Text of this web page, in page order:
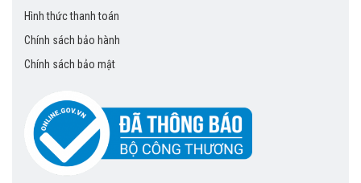
Hình thức thanh toán
Chính sách bảo hành
Chính sách bảo mật